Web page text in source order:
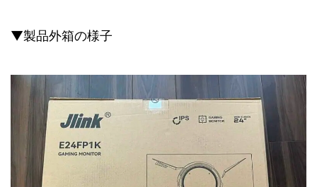
▼製品外箱の様子